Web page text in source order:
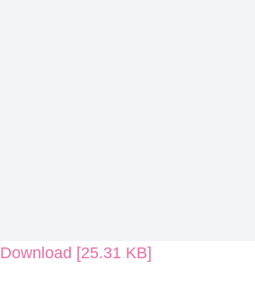
Download [25.31 KB]